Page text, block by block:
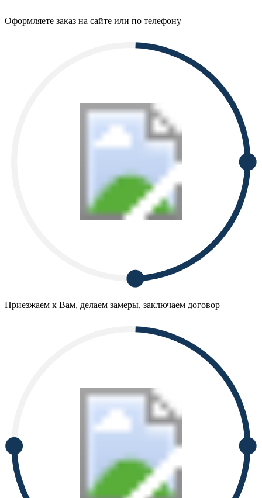
Оформляете заказ на сайте или по телефону
Приезжаем к Вам, делаем замеры, заключаем договор